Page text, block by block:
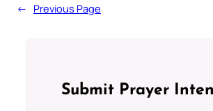
← Previous Page
Submit Prayer